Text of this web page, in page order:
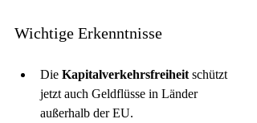
Wichtige Erkenntnisse
Die Kapitalverkehrsfreiheit schützt
jetzt auch Geldflüsse in Länder
außerhalb der EU.